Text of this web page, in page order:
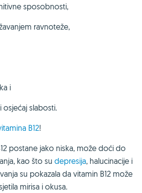
sposobnosti,
ravnoteže,
i
slabosti.
B12!
postane jako niska, može doći do
kao što su depresija, halucinacije i
su pokazala da vitamin B12 može
mirisa i okusa.